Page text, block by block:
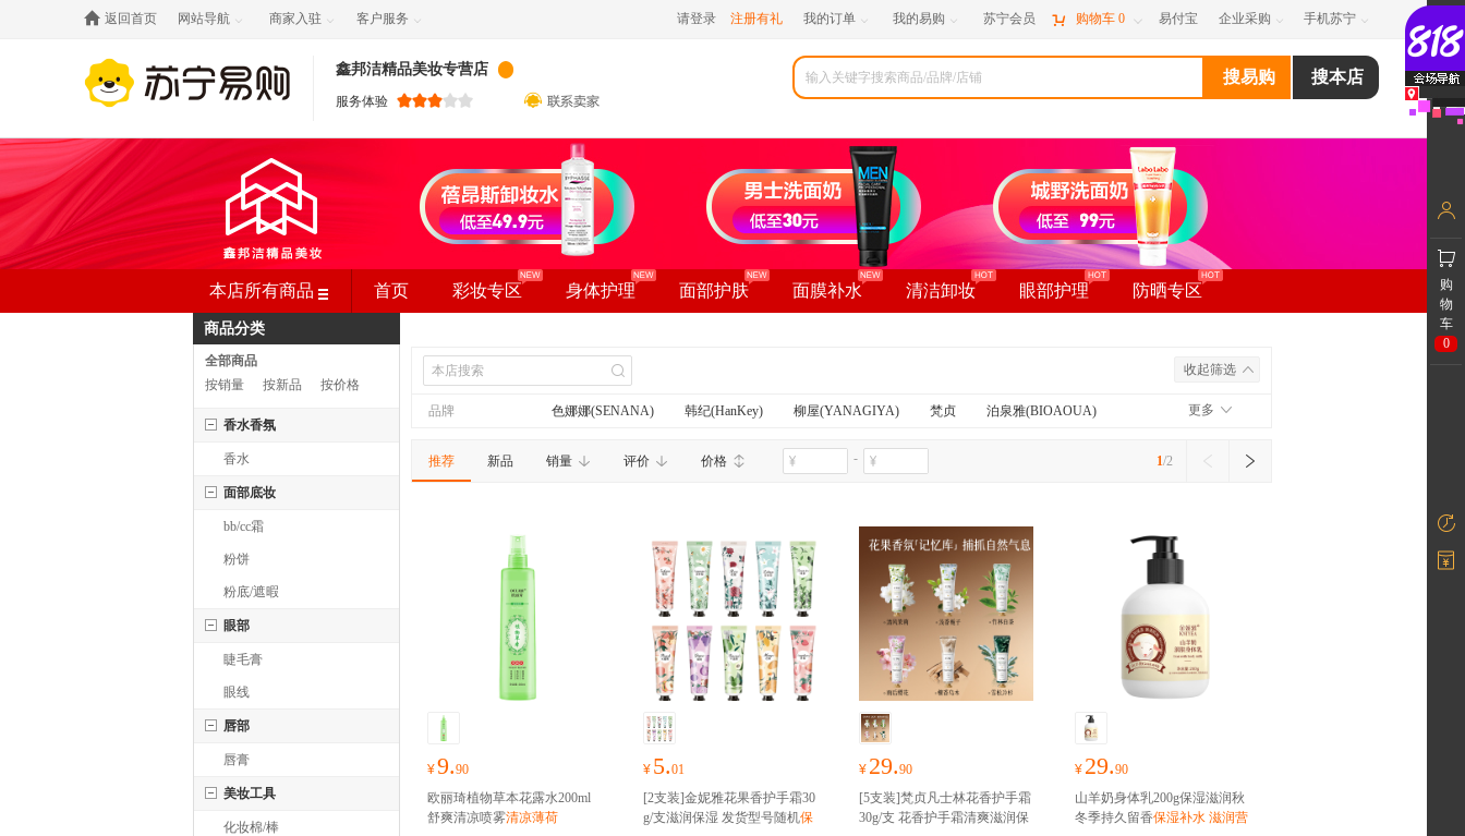
 返回首页 网站导航  商家入驻  客户服务  请登录 注册有礼 我的订单  我的易购  苏宁会员  购物车 0  易付宝 企业采购  手机苏宁 
鑫邦洁精品美妆专营店
服务体验
本店所有商品 首页 彩妆专区 身体护理 面部护肤 面膜补水 清洁卸妆 眼部护理 防晒专区
商品分类
全部商品
按销量
按新品 按价格
香水香氛
香水
面部底妆
bb/cc霜
粉饼
粉底/遮暇
眼部
睫毛膏
眼线
唇部
唇膏
美妆工具
化妆棉/棒
收起筛选
品牌 色娜娜(SENANA) 韩纪(HanKey) 柳屋(YANAGIYA) 梵贞
泊泉雅(BIOAOUA)
更多
推荐 新品 销量 评价 价格 - 1/2
¥9.90
欧丽琦植物草本花露水200ml
舒爽清凉喷雾清凉薄荷
¥ 5.01
[2支装]金妮雅花果香护手霜30
g/支滋润保湿 发货型号随机保
¥ 29.90
[5支装]梵贞凡士林花香护手霜
30g/支 花香护手霜清爽滋润保
¥ 29.90
山羊奶身体乳200g保湿滋润秋
冬季持久留香保湿补水 滋润营
购
物
车
0